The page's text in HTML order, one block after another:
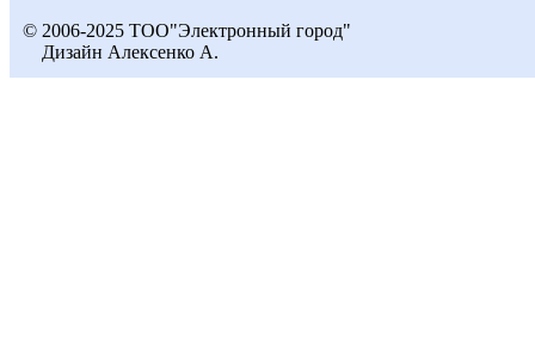
© 2006-2025 ТОО"Электронный город"
Дизайн Алексенко А.